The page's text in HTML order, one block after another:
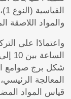
والمواد اللاصقة
واعتمادًا على
شكل برج صوامع
المعالجة
قياس المواد